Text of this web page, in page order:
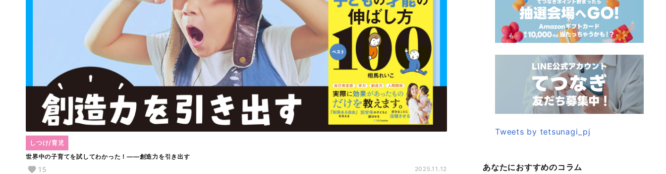
世界中の子育てを試してわかった！――創造力を引き出す
しつけ/育児
15 2025.11.12
Tweets by tetsunagi_pj
あなたにおすすめのコラム